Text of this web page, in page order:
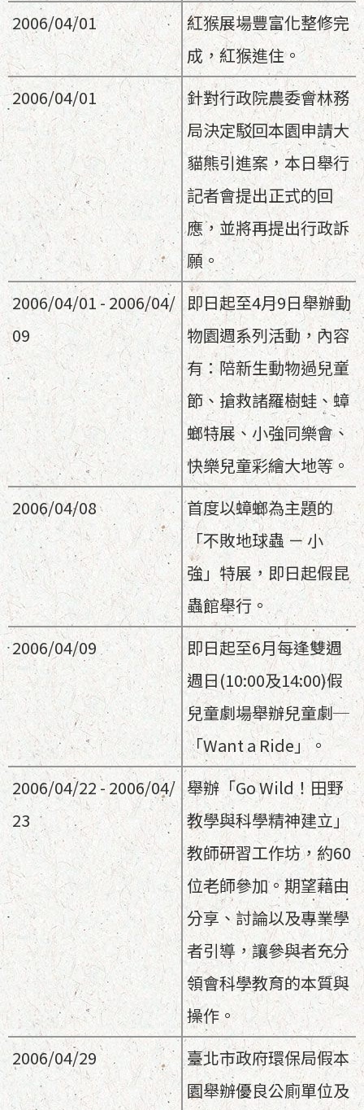
2006/04/01
紅猴展場豐富化整修完
成，紅猴進住。
2006/04/01
針對行政院農委會林務
局決定駁回本園申請大
貓熊引進案，本日舉行
記者會提出正式的回
應，並將再提出行政訴
願。
2006/04/01 - 2006/04/
09
即日起至4月9日舉辦動
物園週系列活動，內容
有：陪新生動物過兒童
節、搶救諸羅樹蛙、蟑
螂特展、小強同樂會、
快樂兒童彩繪大地等。
2006/04/08
首度以蟑螂為主題的
「不敗地球蟲 － 小
強」特展，即日起假昆
蟲館舉行。
2006/04/09
即日起至6月每逢雙週
週日(10:00及14:00)假
兒童劇場舉辦兒童劇─
「Want a Ride」。
2006/04/22 - 2006/04/
23
舉辦「Go Wild！田野
教學與科學精神建立」
教師研習工作坊，約60
位老師參加。期望藉由
分享、討論以及專業學
者引導，讓參與者充分
領會科學教育的本質與
操作。
2006/04/29
臺北市政府環保局假本
園舉辦優良公廁單位及